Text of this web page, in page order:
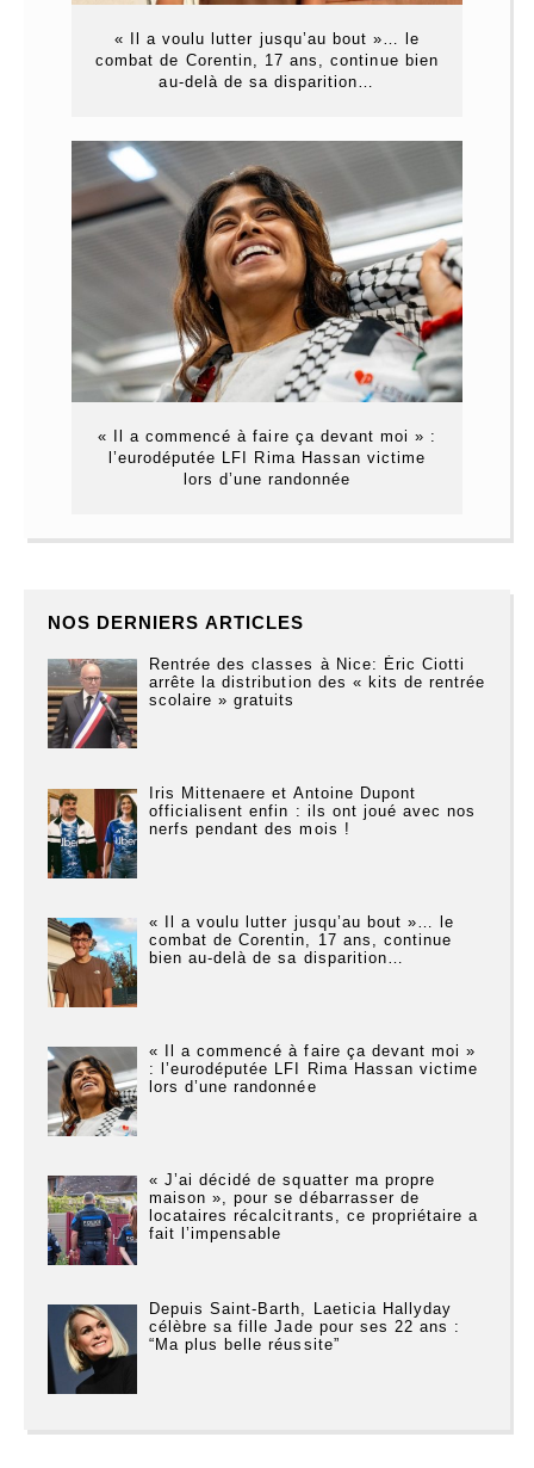
« Il a voulu lutter jusqu’au bout »… le
combat de Corentin, 17 ans, continue bien
au-delà de sa disparition…
« Il a commencé à faire ça devant moi » :
l’eurodéputée LFI Rima Hassan victime
lors d’une randonnée
NOS DERNIERS ARTICLES
Rentrée des classes à Nice: Éric Ciotti
arrête la distribution des « kits de rentrée
scolaire » gratuits
Iris Mittenaere et Antoine Dupont
officialisent enfin : ils ont joué avec nos
nerfs pendant des mois !
« Il a voulu lutter jusqu’au bout »… le
combat de Corentin, 17 ans, continue
bien au-delà de sa disparition…
« Il a commencé à faire ça devant moi »
: l’eurodéputée LFI Rima Hassan victime
lors d’une randonnée
« J’ai décidé de squatter ma propre
maison », pour se débarrasser de
locataires récalcitrants, ce propriétaire a
fait l’impensable
Depuis Saint-Barth, Laeticia Hallyday
célèbre sa fille Jade pour ses 22 ans :
“Ma plus belle réussite”